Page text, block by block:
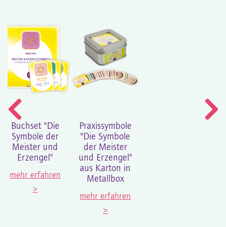
Buchset "Die
Symbole der
Meister und
Erzengel"
mehr erfahren
>
Praxissymbole
"Die Symbole
der Meister
und Erzengel"
aus Karton in
Metallbox
mehr erfahren
>